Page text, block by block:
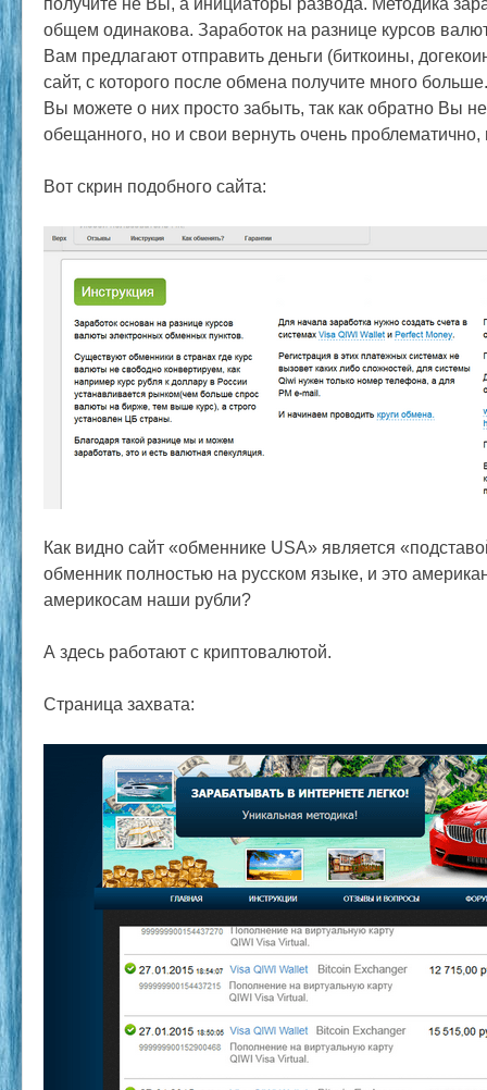
получите не Вы, а инициаторы развода. Методика
общем одинакова. Заработок на разнице курсов
Вам предлагают отправить деньги (биткоины,
сайт, с которого после обмена получите много
Вы можете о них просто забыть, так как обратно Вы
обещанного, но и свои вернуть очень
Вот скрин подобного сайта:
Как видно сайт «обменнике USA» является
обменник полностью на русском языке, и это
америкосам наши рубли?
А здесь работают с криптовалютой.
Страница захвата: